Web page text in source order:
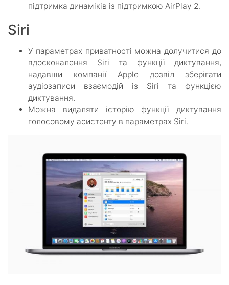
підтримка динаміків із підтримкою AirPlay 2.
Siri
У параметрах приватності можна долучитися до
вдосконалення Siri та функції диктування,
надавши компанії Apple дозвіл зберігати
аудіозаписи взаємодій із Siri та функцією
диктування.
Можна видаляти історію функції диктування
голосовому асистенту в параметрах Siri.